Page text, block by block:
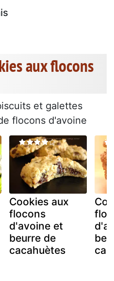
aux flocons
et galettes
flocons d'avoine
Cookies aux
flocons
d'avoine et
beurre de
cacahuètes